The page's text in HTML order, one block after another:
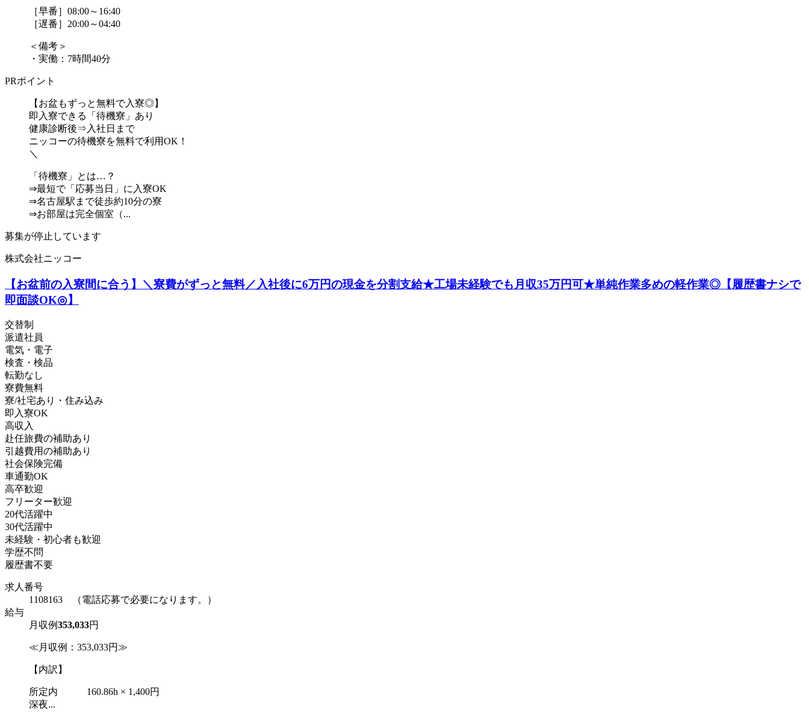
［早番］08:00～16:40
［遅番］20:00～04:40
＜備考＞
・実働：7時間40分
PRポイント
【お盆もずっと無料で入寮◎】
即入寮できる「待機寮」あり
健康診断後⇒入社日まで
ニッコーの待機寮を無料で利用OK！
＼
「待機寮」とは…？
⇒最短で「応募当日」に入寮OK
⇒名古屋駅まで徒歩約10分の寮
⇒お部屋は完全個室（...
募集が停止しています
株式会社ニッコー
【お盆前の入寮間に合う】＼寮費がずっと無料／入社後に6万円の現金を分割支給★工場未経験でも月収35万円可★単純作業多めの軽作業◎【履歴書ナシで
即面談OK◎】
交替制
派遣社員
電気・電子
検査・検品
転勤なし
寮費無料
寮/社宅あり・住み込み
即入寮OK
高収入
赴任旅費の補助あり
引越費用の補助あり
社会保険完備
車通勤OK
高卒歓迎
フリーター歓迎
20代活躍中
30代活躍中
未経験・初心者も歓迎
学歴不問
履歴書不要
求人番号
1108163 （電話応募で必要になります。）
給与
月収例353,033円
≪月収例：353,033円≫
【内訳】
所定内 160.86h × 1,400円
深夜...